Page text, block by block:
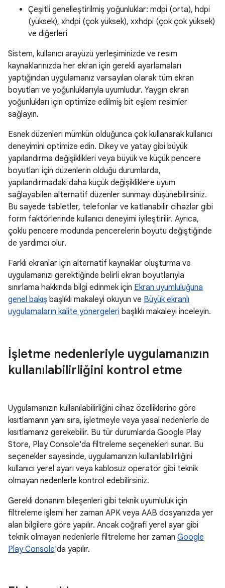
Çeşitli genelleştirilmiş yoğunluklar: mdpi (orta), hdpi
(yüksek), xhdpi (çok yüksek), xxhdpi (çok çok yüksek)
ve diğerleri
Sistem, kullanıcı arayüzü yerleşiminizde ve resim
kaynaklarınızda her ekran için gerekli ayarlamaları
yaptığından uygulamanız varsayılan olarak tüm ekran
boyutları ve yoğunluklarıyla uyumludur. Yaygın ekran
yoğunlukları için optimize edilmiş bit eşlem resimler
sağlayın.
Esnek düzenleri mümkün olduğunca çok kullanarak kullanıcı
deneyimini optimize edin. Dikey ve yatay gibi büyük
yapılandırma değişiklikleri veya büyük ve küçük pencere
boyutları için düzenlerin olduğu durumlarda,
yapılandırmadaki daha küçük değişikliklere uyum
sağlayabilen alternatif düzenler sunmayı düşünebilirsiniz.
Bu sayede tabletler, telefonlar ve katlanabilir cihazlar gibi
form faktörlerinde kullanıcı deneyimi iyileştirilir. Ayrıca,
çoklu pencere modunda pencerelerin boyutu değiştiğinde
de yardımcı olur.
Farklı ekranlar için alternatif kaynaklar oluşturma ve
uygulamanızı gerektiğinde belirli ekran boyutlarıyla
sınırlama hakkında bilgi edinmek için Ekran uyumluluğuna
genel bakış başlıklı makaleyi okuyun ve Büyük ekranlı
uygulamaların kalite yönergeleri başlıklı makaleyi inceleyin.
İşletme nedenleriyle uygulamanızın
kullanılabilirliğini kontrol etme
Uygulamanızın kullanılabilirliğini cihaz özelliklerine göre
kısıtlamanın yanı sıra, işletmeyle veya yasal nedenlerle de
kısıtlamanız gerekebilir. Bu tür durumlarda Google Play
Store, Play Console'da filtreleme seçenekleri sunar. Bu
seçenekler sayesinde, uygulamanızın kullanılabilirliğini
kullanıcı yerel ayarı veya kablosuz operatör gibi teknik
olmayan nedenlerle kontrol edebilirsiniz.
Gerekli donanım bileşenleri gibi teknik uyumluluk için
filtreleme işlemi her zaman APK veya AAB dosyanızda yer
alan bilgilere göre yapılır. Ancak coğrafi yerel ayar gibi
teknik olmayan nedenlerle filtreleme her zaman Google
Play Console'da yapılır.